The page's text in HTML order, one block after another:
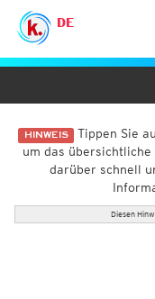
DE
HINWEIS Tippen Sie
um das
darüber schnell
Diesen